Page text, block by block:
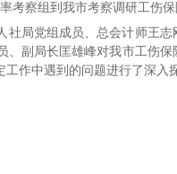
考察组到我市考察调研工伤
局党组成员、总会计师王
副局长匡雄峰对我市工伤
作中遇到的问题进行了深入